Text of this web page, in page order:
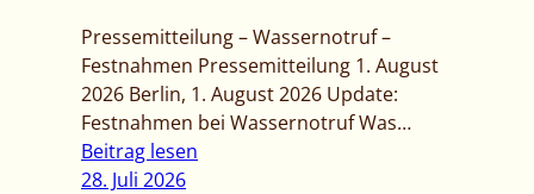
Pressemitteilung – Wassernotruf –
Festnahmen Pressemitteilung 1. August
2026 Berlin, 1. August 2026 Update:
Festnahmen bei Wassernotruf Was…
Beitrag lesen
28. Juli 2026